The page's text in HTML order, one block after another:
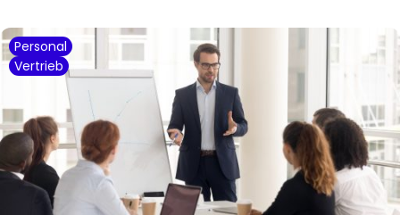
Personal
Vertrieb